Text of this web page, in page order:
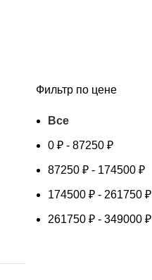
Фильтр по цене
Все
0 ₽ - 87250 ₽
87250 ₽ - 174500 ₽
174500 ₽ - 261750 ₽
261750 ₽ - 349000 ₽